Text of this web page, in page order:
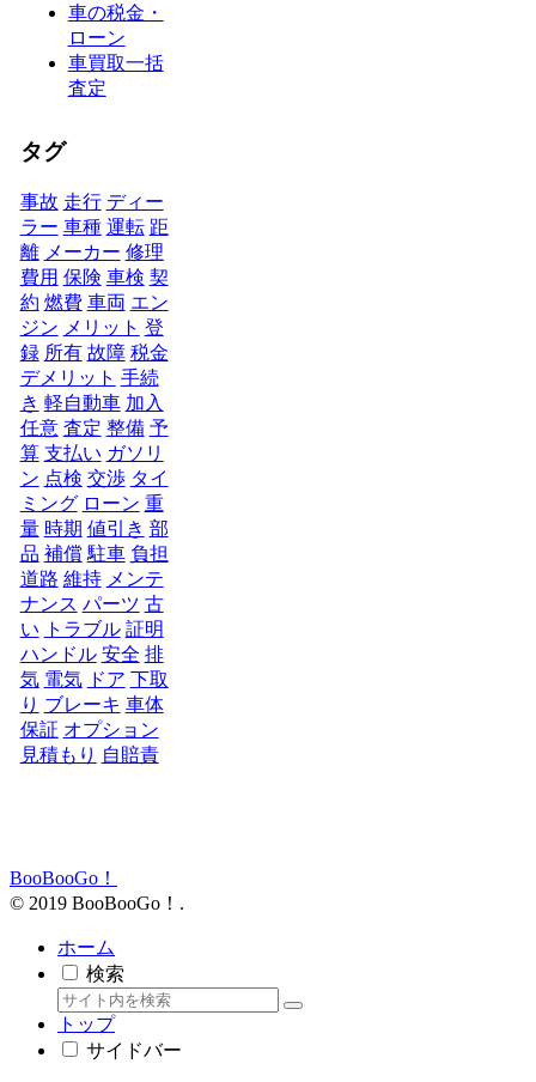
車の税金・
ローン
車買取一括
査定
タグ
事故 走行 ディー
ラー 車種 運転 距
離 メーカー 修理
費用 保険 車検 契
約 燃費 車両 エン
ジン メリット 登
録 所有 故障 税金
デメリット 手続
き 軽自動車 加入
任意 査定 整備 予
算 支払い ガソリ
ン 点検 交渉 タイ
ミング ローン 重
量 時期 値引き 部
品 補償 駐車 負担
道路 維持 メンテ
ナンス パーツ 古
い
トラブル 証明
ハンドル 安全 排
気 電気 ドア 下取
り ブレーキ 車体
保証 オプション
見積もり 自賠責
BooBooGo！
© 2019 BooBooGo！.
ホーム
検索
トップ
サイドバー